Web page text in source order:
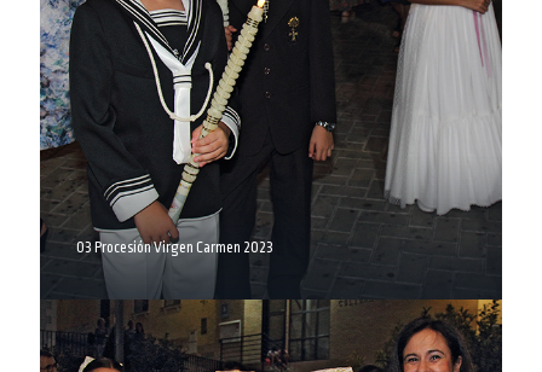
03 Procesión Virgen Carmen 2023